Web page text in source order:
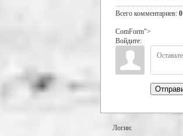
Всего комментариев: 0
ComForm">
Войдите:
Логин: